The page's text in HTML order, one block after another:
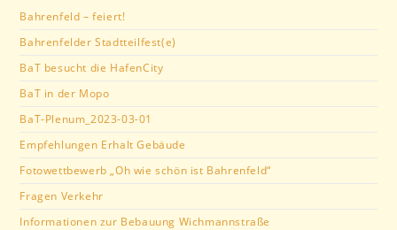
Bahrenfeld – feiert!
Bahrenfelder Stadtteilfest(e)
BaT besucht die HafenCity
BaT in der Mopo
BaT-Plenum_2023-03-01
Empfehlungen Erhalt Gebäude
Fotowettbewerb „Oh wie schön ist Bahrenfeld“
Fragen Verkehr
Informationen zur Bebauung Wichmannstraße